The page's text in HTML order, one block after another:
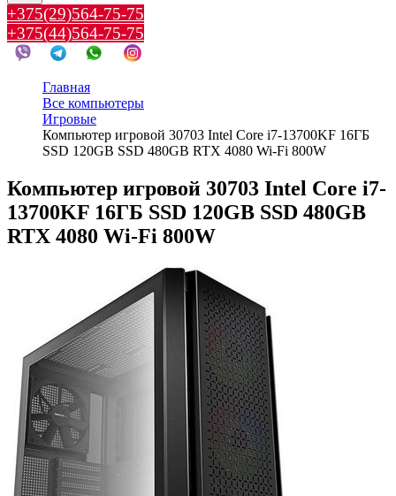
+375(29)564-75-75
+375(44)564-75-75
Главная
Все компьютеры
Игровые
Компьютер игровой 30703 Intel Core i7-13700KF 16ГБ
SSD 120GB SSD 480GB RTX 4080 Wi-Fi 800W
Компьютер игровой 30703 Intel Core i7-
13700KF 16ГБ SSD 120GB SSD 480GB
RTX 4080 Wi-Fi 800W